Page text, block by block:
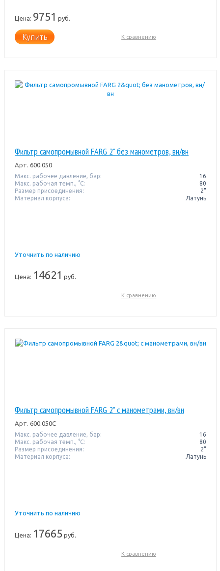
Цена: 9751 руб.
Купить К сравнению
Фильтр самопромывной FARG 2" без манометров, вн/вн
Арт. 600.050
Макс. рабочее давление, бар:
16
Макс. рабочая темп., °С:
80
Размер присоединения:
2"
Материал корпуса:
Латунь
Уточнить по наличию
Цена: 14621 руб.
К сравнению
Фильтр самопромывной FARG 2" с манометрами, вн/вн
Арт. 600.050C
Макс. рабочее давление, бар:
16
Макс. рабочая темп., °С:
80
Размер присоединения:
2"
Материал корпуса:
Латунь
Уточнить по наличию
Цена: 17665 руб.
К сравнению